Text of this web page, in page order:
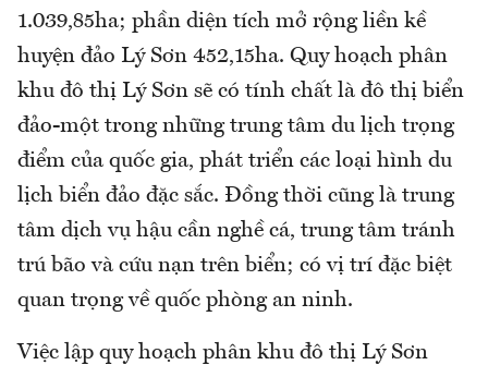
1.039,85ha; phần diện tích mở rộng liền kề
huyện đảo Lý Sơn 452,15ha. Quy hoạch phân
khu đô thị Lý Sơn sẽ có tính chất là đô thị biển
đảo-một trong những trung tâm du lịch trọng
điểm của quốc gia, phát triển các loại hình du
lịch biển đảo đặc sắc. Đồng thời cũng là trung
tâm dịch vụ hậu cần nghề cá, trung tâm tránh
trú bão và cứu nạn trên biển; có vị trí đặc biệt
quan trọng về quốc phòng an ninh.
Việc lập quy hoạch phân khu đô thị Lý Sơn